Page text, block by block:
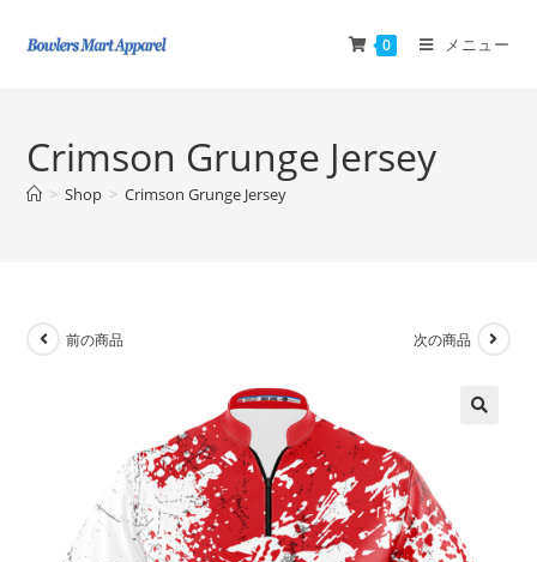
0 メニュー
Crimson Grunge Jersey
> Shop > Crimson Grunge Jersey
前の商品 次の商品